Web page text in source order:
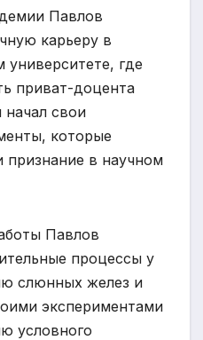
Павлов
карьеру в
университете, где
приват-доцента
начал свои
которые
признание в научном
Павлов
процессы у
слюнных желез и
экспериментами
условного